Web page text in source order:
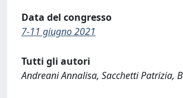
Data del congresso
7-11 giugno 2021
Tutti gli autori
Andreani Annalisa, Sacchetti Patrizia,